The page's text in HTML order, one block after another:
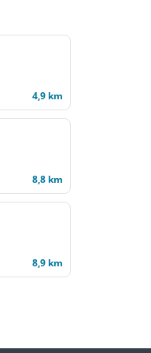
4,9 km
8,8 km
8,9 km